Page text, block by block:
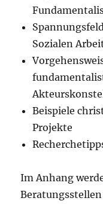
Sozialen
Beispiele
Projekte
Im Anhang